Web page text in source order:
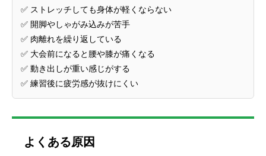
✅ ストレッチしても身体が軽くならない
✅ 開脚やしゃがみ込みが苦手
✅ 肉離れを繰り返している
✅ 大会前になると腰や膝が痛くなる
✅ 動き出しが重い感じがする
✅ 練習後に疲労感が抜けにくい
よくある原因